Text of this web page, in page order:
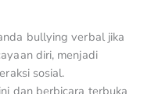
bullying verbal jika
diri, menjadi
sosial.
dan berbicara terbuka